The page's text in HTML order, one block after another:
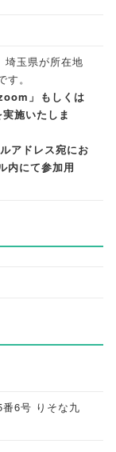
埼玉県が所在地
す 。
」 もしくは
施いたしま
アドレス宛にお
内にて参加用
6号 りそな九